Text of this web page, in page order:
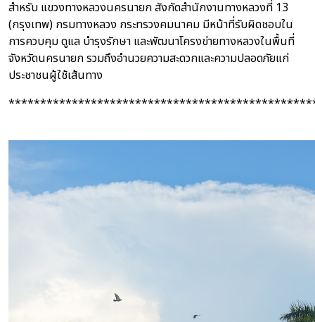
สำหรับ แขวงทางหลวงนครนายก สังกัดสำนักงานทางหลวงที่ 13
(กรุงเทพ) กรมทางหลวง กระทรวงคมนาคม มีหน้าที่รับผิดชอบใน
การควบคุม ดูแล บำรุงรักษา และพัฒนาโครงข่ายทางหลวงในพื้นที่
จังหวัดนครนายก รวมถึงอำนวยความสะดวกและความปลอดภัยแก่
ประชาชนผู้ใช้เส้นทาง